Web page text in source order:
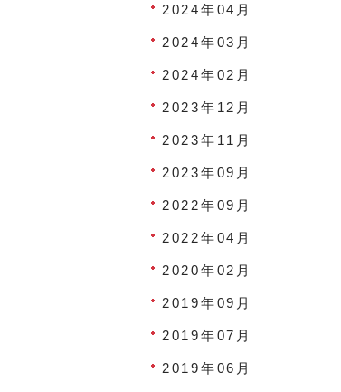
2024年04月
2024年03月
2024年02月
2023年12月
2023年11月
2023年09月
2022年09月
2022年04月
2020年02月
2019年09月
2019年07月
2019年06月